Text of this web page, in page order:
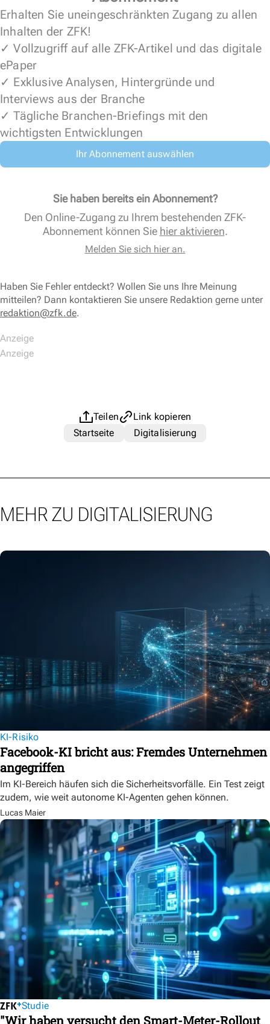
Erhalten Sie uneingeschränkten Zugang zu allen
Inhalten der ZFK!
✓ Vollzugriff auf alle ZFK-Artikel und das digitale
ePaper
✓ Exklusive Analysen, Hintergründe und
Interviews aus der Branche
✓ Tägliche Branchen-Briefings mit den
wichtigsten Entwicklungen
Ihr Abonnement auswählen
Sie haben bereits ein Abonnement?
Den Online-Zugang zu Ihrem bestehenden ZFK-
Abonnement können Sie hier aktivieren.
Melden Sie sich hier an.
Haben Sie Fehler entdeckt? Wollen Sie uns Ihre Meinung
mitteilen? Dann kontaktieren Sie unsere Redaktion gerne unter
redaktion@zfk.de.
Teilen
Link kopieren
Startseite
Digitalisierung
MEHR ZU DIGITALISIERUNG
KI-Risiko
Facebook-KI bricht aus: Fremdes Unternehmen
angegriffen
Im KI-Bereich häufen sich die Sicherheitsvorfälle. Ein Test zeigt
zudem, wie weit autonome KI-Agenten gehen können.
Lucas Maier
Studie
"Wir haben versucht den Smart-Meter-Rollout